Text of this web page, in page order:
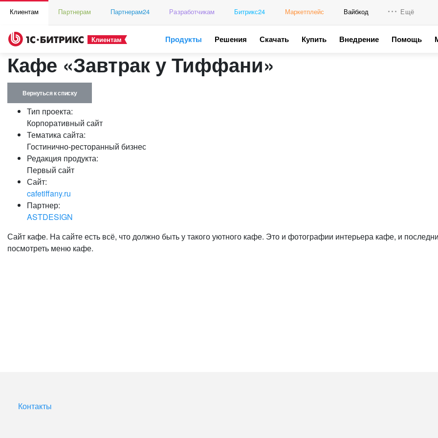
Клиентам Партнерам Партнерам24 Разработчикам Битрикс24 Маркетплейс Вайбкод Ещё
Клиентам Продукты Решения Скачать Купить Внедрение Помощь
Кафе «Завтрак у Тиффани»
Вернуться к списку
Тип проекта:
Корпоративный сайт
Тематика сайта:
Гостинично-ресторанный бизнес
Редакция продукта:
Первый сайт
Сайт:
cafetiffany.ru
Партнер:
ASTDESIGN
Сайт кафе. На сайте есть всё, что должно быть у такого уютного кафе. Это и фотографии интерьера кафе, и
посмотреть меню кафе.
Контакты